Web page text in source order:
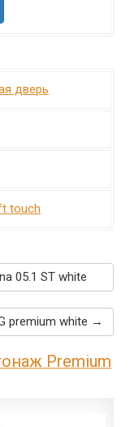
дверь
touch
05.1 ST white
premium white →
Premium